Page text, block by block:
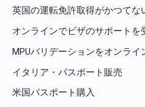
英国の運転免許取得がかつてな
オンラインでビザのサポートを
MPUバリデーションをオンライ
イタリア・パスポート販売
米国パスポート購入